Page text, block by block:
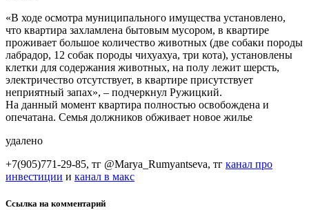
«В ходе осмотра муниципального имущества установлено,
что квартира захламлена бытовым мусором, в квартире
проживает большое количество животных (две собаки породы
лабрадор, 12 собак породы чихуахуа, три кота), установлены
клетки для содержания животных, на полу лежит шерсть,
электричество отсутствует, в квартире присутствует
неприятный запах», – подчеркнул Ружицкий.
На данный момент квартира полностью освобождена и
опечатана. Семья должников обживает новое жилье
удалено
+7(905)771-29-85, тг @Marya_Rumyantseva, тг канал про
инвестиции и канал в макс
Ссылка на комментарий